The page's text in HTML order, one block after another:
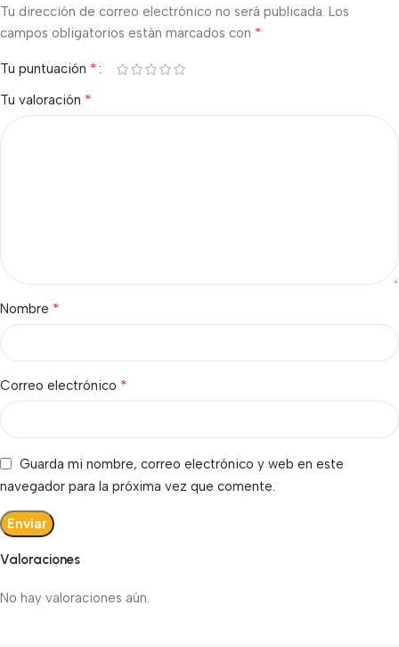
Valoraciones
No hay valoraciones aún.
Tu dirección de correo electrónico no será publicada. Los
campos obligatorios están marcados con *
Tu puntuación *
Tu valoración *
Nombre *
Correo electrónico *
Guarda mi nombre, correo electrónico y web en este
navegador para la próxima vez que comente.